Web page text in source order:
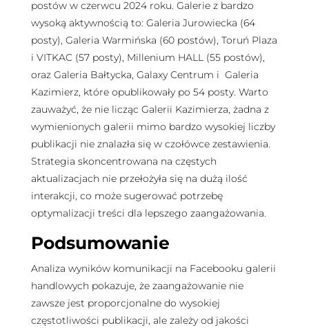
postów w czerwcu 2024 roku. Galerie z bardzo
wysoką aktywnością to: Galeria Jurowiecka (64
posty), Galeria Warmińska (60 postów), Toruń Plaza
i VITKAC (57 posty), Millenium HALL (55 postów),
oraz Galeria Bałtycka, Galaxy Centrum i Galeria
Kazimierz, które opublikowały po 54 posty. Warto
zauważyć, że nie licząc Galerii Kazimierza, żadna z
wymienionych galerii mimo bardzo wysokiej liczby
publikacji nie znalazła się w czołówce zestawienia.
Strategia skoncentrowana na częstych
aktualizacjach nie przełożyła się na dużą ilość
interakcji, co może sugerować potrzebę
optymalizacji treści dla lepszego zaangażowania.
Podsumowanie
Analiza wyników komunikacji na Facebooku galerii
handlowych pokazuje, że zaangażowanie nie
zawsze jest proporcjonalne do wysokiej
częstotliwości publikacji, ale zależy od jakości